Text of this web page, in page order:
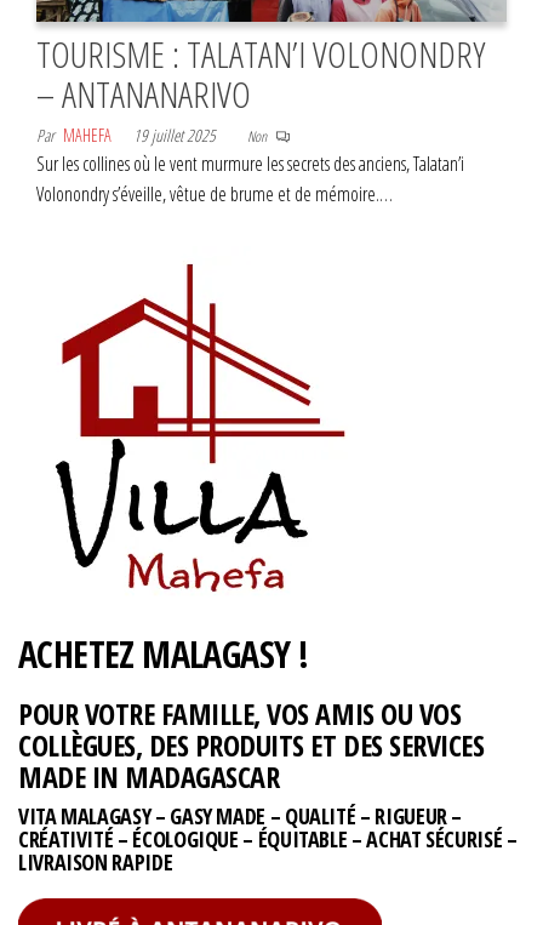
TOURISME : TALATAN’I VOLONONDRY
– ANTANANARIVO
Par MAHEFA 19 juillet 2025 Non
Sur les collines où le vent murmure les secrets des anciens, Talatan’i
Volonondry s’éveille, vêtue de brume et de mémoire.…
ACHETEZ MALAGASY !
POUR VOTRE FAMILLE, VOS AMIS OU VOS
COLLÈGUES, DES PRODUITS ET DES SERVICES
MADE IN MADAGASCAR
VITA MALAGASY – GASY MADE – QUALITÉ – RIGUEUR –
CRÉATIVITÉ – ÉCOLOGIQUE – ÉQUITABLE – ACHAT SÉCURISÉ –
LIVRAISON RAPIDE